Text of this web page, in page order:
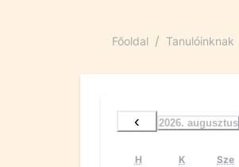
Főoldal / Tanulóinknak
‹ 2026. augusztus
H K Sze